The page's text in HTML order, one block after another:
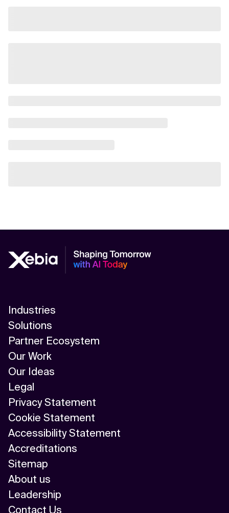
Industries
Solutions
Partner Ecosystem
Our Work
Our Ideas
Legal
Privacy Statement
Cookie Statement
Accessibility Statement
Accreditations
Sitemap
About us
Leadership
Contact Us